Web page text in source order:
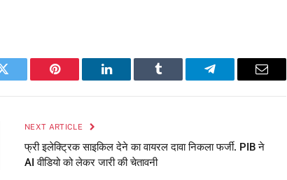
Twitter Pinterest LinkedIn Tumblr Telegram Email
NEXT ARTICLE
फ्री इलेक्ट्रिक साइकिल देने का वायरल दावा निकला फर्जी. PIB ने
AI वीडियो को लेकर जारी की चेतावनी